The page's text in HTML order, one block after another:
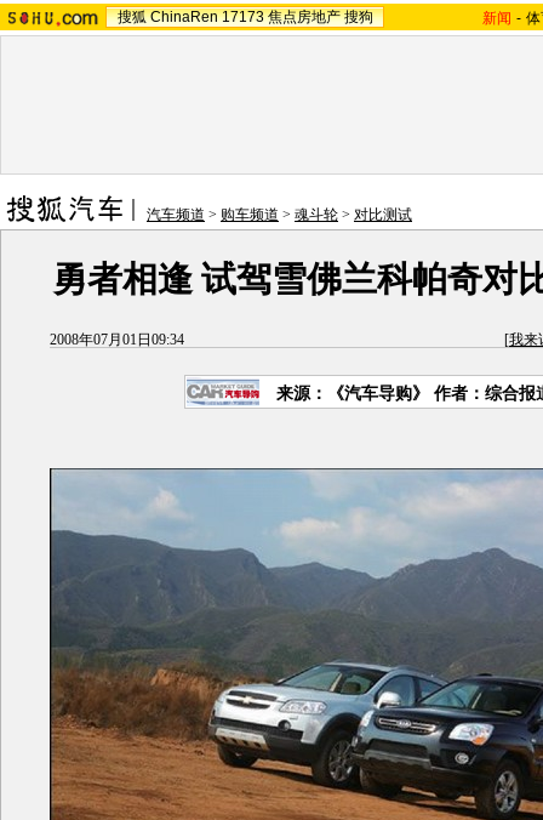
搜狐 ChinaRen 17173 焦点房地产 搜狗 新闻 -
汽车频道 > 购车频道 > 魂斗轮 > 对比测试
勇者相逢 试驾雪佛兰科帕奇对
2008年07月01日09:34 [我来
来源：《汽车导购》 作者：综合报